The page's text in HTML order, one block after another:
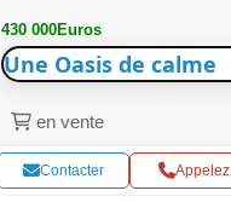
430 000Euros
Une Oasis de calme
en vente
Contacter Appelez